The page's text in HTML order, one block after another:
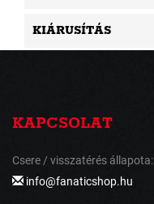
KIÁRUSÍTÁS
KAPCSOLAT
Csere / visszatérés állapota:
info@fanaticshop.hu